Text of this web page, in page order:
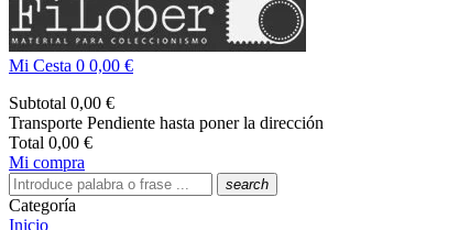
Mi Cesta 0 0,00 €
Subtotal 0,00 €
Transporte Pendiente hasta poner la dirección
Total 0,00 €
Mi compra
search
Categoría
Inicio